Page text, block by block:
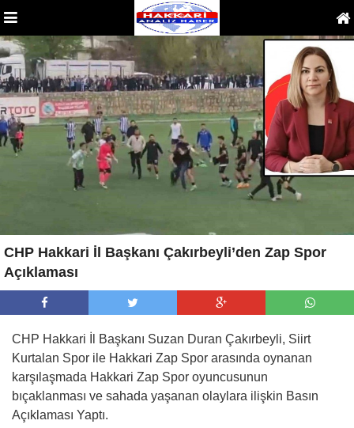
CHP Hakkari İl Başkanı Çakırbeyli’den Zap Spor
Açıklaması
CHP Hakkari İl Başkanı Suzan Duran Çakırbeyli, Siirt
Kurtalan Spor ile Hakkari Zap Spor arasında oynanan
karşılaşmada Hakkari Zap Spor oyuncusunun
bıçaklanması ve sahada yaşanan olaylara ilişkin Basın
Açıklaması Yaptı.